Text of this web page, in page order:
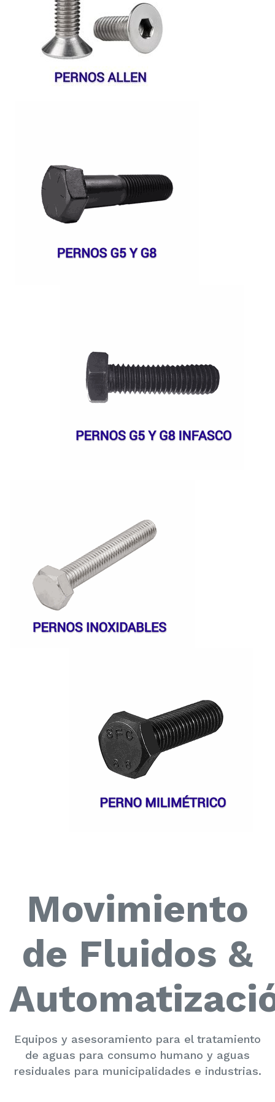
Movimiento
de Fluidos &
Equipos y asesoramiento para el tratamiento
de aguas para consumo humano y aguas
residuales para municipalidades e industrias.